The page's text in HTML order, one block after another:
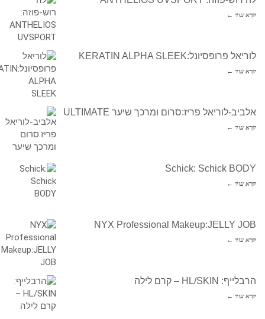
קרא עוד ←
לוריאל פרופסיונל:KERATIN ALPHA SLEEK
קרא עוד ←
אלביב-לוריאל פריז:סרום ומרכך שיער ULTIMATE
קרא עוד ←
Schick: Schick BODY
קרא עוד ←
NYX Professional Makeup:JELLY JOB
קרא עוד ←
הרבלייף: HL/SKIN – קרם לילה
קרא עוד ←